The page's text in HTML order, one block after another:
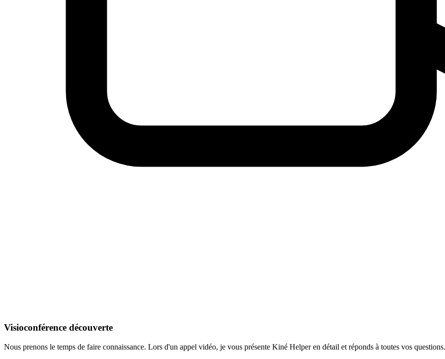
Visioconférence découverte
Nous prenons le temps de faire connaissance. Lors d'un appel vidéo, je vous présente Kiné Helper en détail et réponds à toutes vos questions.